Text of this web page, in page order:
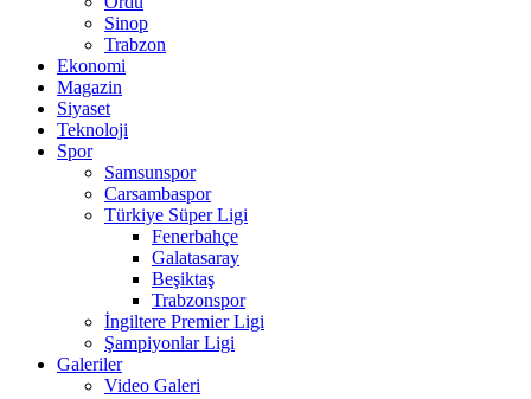
Sinop
Trabzon
Ekonomi
Magazin
Siyaset
Teknoloji
Spor
Samsunspor
Carsambaspor
Türkiye Süper Ligi
Fenerbahçe
Galatasaray
Beşiktaş
Trabzonspor
İngiltere Premier Ligi
Şampiyonlar Ligi
Galeriler
Video Galeri